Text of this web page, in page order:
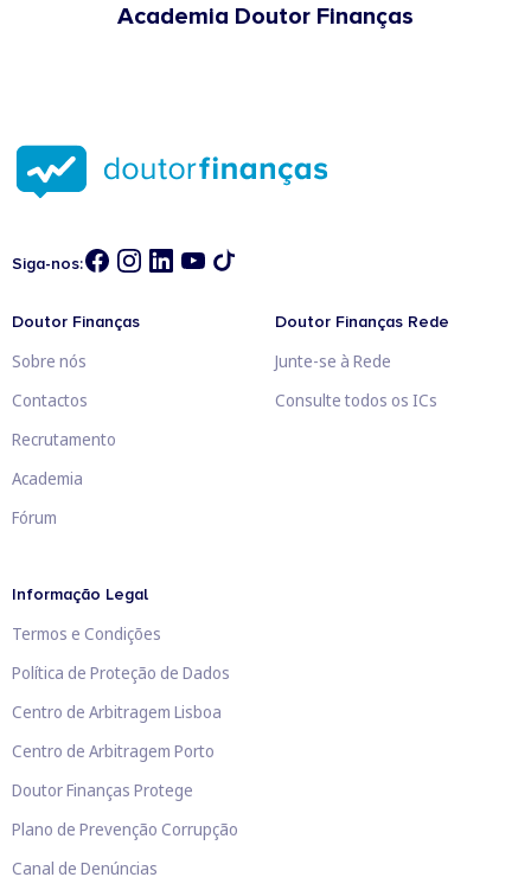
Academia Doutor Finanças
Siga-nos:
Doutor Finanças
Sobre nós
Contactos
Recrutamento
Academia
Fórum
Doutor Finanças Rede
Junte-se à Rede
Consulte todos os ICs
Informação Legal
Termos e Condições
Política de Proteção de Dados
Centro de Arbitragem Lisboa
Centro de Arbitragem Porto
Doutor Finanças Protege
Plano de Prevenção Corrupção
Canal de Denúncias